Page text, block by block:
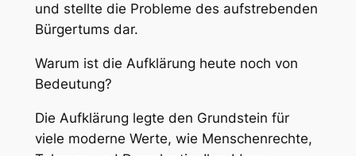
und stellte die Probleme des aufstrebenden
Bürgertums dar.
Warum ist die Aufklärung heute noch von
Bedeutung?
Die Aufklärung legte den Grundstein für
viele moderne Werte, wie Menschenrechte,